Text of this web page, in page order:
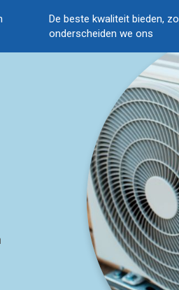
De beste kwaliteit bieden, zo
onderscheiden we ons